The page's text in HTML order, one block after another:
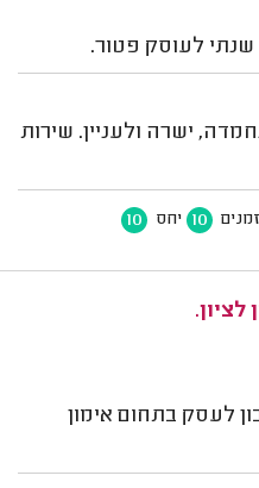
שנתי לעוסק פטור.
ישרה ולעניין. שירות
זמנים 10 יחס 10
לעסק בתחום אימון